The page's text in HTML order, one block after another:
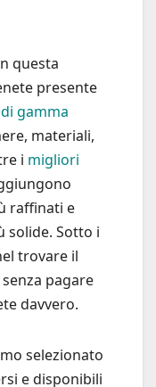
questa
presente
gamma
materiali,
i migliori
raffinati e
solide. Sotto i
trovare il
pagare
davvero.
selezionato
e disponibili